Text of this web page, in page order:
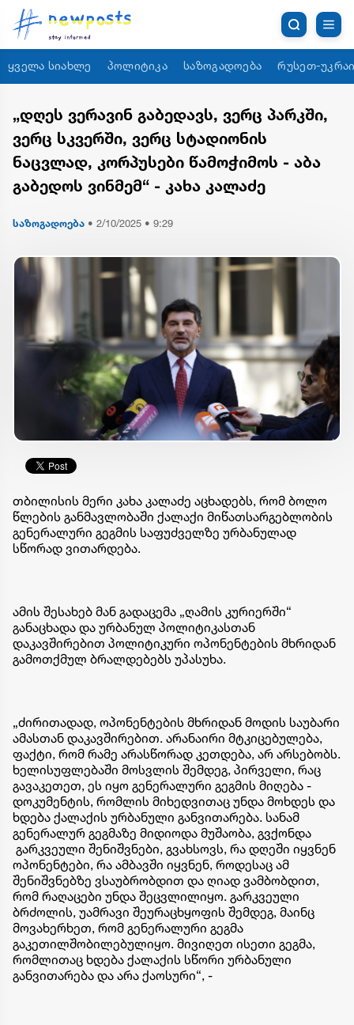
ყველა სიახლე პოლიტიკა საზოგადოება რუსეთ-
„დღეს ვერავინ გაბედავს, ვერც პარკში,
ვერც სკვერში, ვერც სტადიონის
ნაცვლად, კორპუსები წამოჭიმოს - აბა
გაბედოს ვინმემ“ - კახა კალაძე
საზოგადოება • 2/10/2025 • 9:29
თბილისის მერი კახა კალაძე აცხადებს, რომ ბოლო
წლების განმავლობაში ქალაქი მიწათსარგებლობის
გენერალური გეგმის საფუძველზე ურბანულად
სწორად ვითარდება.
ამის შესახებ მან გადაცემა „ღამის კურიერში“
განაცხადა და ურბანულ პოლიტიკასთან
დაკავშირებით პოლიტიკური ოპონენტების მხრიდან
გამოთქმულ ბრალდებებს უპასუხა.
„ძირითადად, ოპონენტების მხრიდან მოდის საუბარი
ამასთან დაკავშირებით. არანაირი მტკიცებულება,
ფაქტი, რომ რამე არასწორად კეთდება, არ არსებობს.
ხელისუფლებაში მოსვლის შემდეგ, პირველი, რაც
გავაკეთეთ, ეს იყო გენერალური გეგმის მიღება -
დოკუმენტის, რომლის მიხედვითაც უნდა მოხდეს და
ხდება ქალაქის ურბანული განვითარება. სანამ
გენერალურ გეგმაზე მიდიოდა მუშაობა, გვქონდა
გარკვეული შენიშვნები, გვახსოვს, რა დღეში იყვნენ
ოპონენტები, რა ამბავში იყვნენ, როდესაც ამ
შენიშვნებზე ვსაუბრობდით და ღიად ვამბობდით,
რომ რაღაცები უნდა შეცვლილიყო. გარკვეული
ბრძოლის, უამრავი შეურაცხყოფის შემდეგ, მაინც
მოვახერხეთ, რომ გენერალური გეგმა
გაკეთილშობილებულიყო. მივიღეთ ისეთი გეგმა,
რომლითაც ხდება ქალაქის სწორი ურბანული
განვითარება და არა ქაოსური“, -